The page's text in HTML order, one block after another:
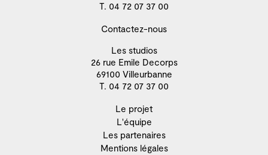
T. 04 72 07 37 00
Contactez-nous
Les studios
26 rue Emile Decorps
69100 Villeurbanne
T. 04 72 07 37 00
Le projet
L'équipe
Les partenaires
Mentions légales